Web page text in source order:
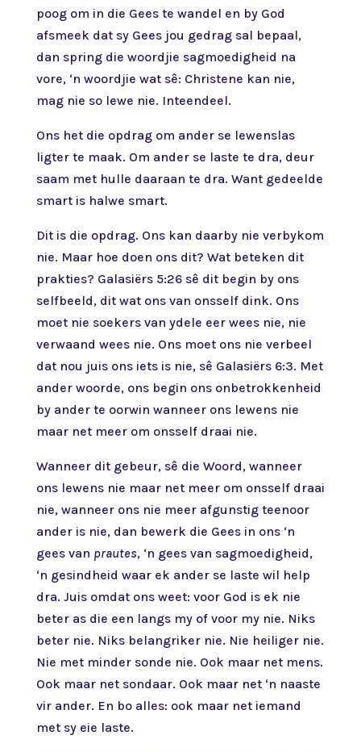
poog om in die Gees te wandel en by God
afsmeek dat sy Gees jou gedrag sal bepaal,
dan spring die woordjie sagmoedigheid na
vore, ‘n woordjie wat sê: Christene kan nie,
mag nie so lewe nie. Inteendeel.
Ons het die opdrag om ander se lewenslas
ligter te maak. Om ander se laste te dra, deur
saam met hulle daaraan te dra. Want gedeelde
smart is halwe smart.
Dit is die opdrag. Ons kan daarby nie verbykom
nie. Maar hoe doen ons dit? Wat beteken dit
prakties? Galasiërs 5:26 sê dit begin by ons
selfbeeld, dit wat ons van onsself dink. Ons
moet nie soekers van ydele eer wees nie, nie
verwaand wees nie. Ons moet ons nie verbeel
dat nou juis ons iets is nie, sê Galasiërs 6:3. Met
ander woorde, ons begin ons onbetrokkenheid
by ander te oorwin wanneer ons lewens nie
maar net meer om onsself draai nie.
Wanneer dit gebeur, sê die Woord, wanneer
ons lewens nie maar net meer om onsself draai
nie, wanneer ons nie meer afgunstig teenoor
ander is nie, dan bewerk die Gees in ons ‘n
gees van prautes, ‘n gees van sagmoedigheid,
‘n gesindheid waar ek ander se laste wil help
dra. Juis omdat ons weet: voor God is ek nie
beter as die een langs my of voor my nie. Niks
beter nie. Niks belangriker nie. Nie heiliger nie.
Nie met minder sonde nie. Ook maar net mens.
Ook maar net sondaar. Ook maar net ‘n naaste
vir ander. En bo alles: ook maar net iemand
met sy eie laste.